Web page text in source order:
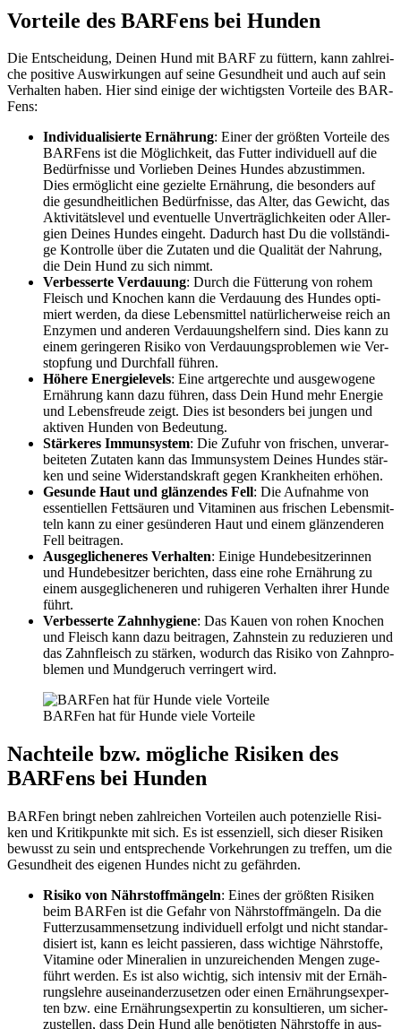
Vor­tei­le des BAR­Fens bei Hun­den
Die Ent­schei­dung, Dei­nen Hund mit BARF zu füt­tern, kann zahl­rei­
che posi­ti­ve Aus­wir­kun­gen auf sei­ne Gesund­heit und auch auf sein
Ver­hal­ten haben. Hier sind eini­ge der wich­tigs­ten Vor­tei­le des BAR­
Fens:
Indi­vi­dua­li­sier­te Ernäh­rung: Einer der größ­ten Vor­tei­le des
BAR­Fens ist die Mög­lich­keit, das Fut­ter indi­vi­du­ell auf die
Bedürf­nis­se und Vor­lie­ben Dei­nes Hun­des abzu­stim­men.
Dies ermög­licht eine geziel­te Ernäh­rung, die beson­ders auf
die gesund­heit­li­chen Bedürf­nis­se, das Alter, das Gewicht, das
Akti­vi­täts­le­vel und even­tu­el­le Unver­träg­lich­kei­ten oder All­er­
gien Dei­nes Hun­des ein­geht. Dadurch hast Du die voll­stän­di­
ge Kon­trol­le über die Zuta­ten und die Qua­li­tät der Nah­rung,
die Dein Hund zu sich nimmt.
Ver­bes­ser­te Ver­dau­ung: Durch die Füt­te­rung von rohem
Fleisch und Kno­chen kann die Ver­dau­ung des Hun­des opti­
miert wer­den, da die­se Lebens­mit­tel natür­li­cher­wei­se reich an
Enzy­men und ande­ren Ver­dau­ungs­hel­fern sind. Dies kann zu
einem gerin­ge­ren Risi­ko von Ver­dau­ungs­pro­ble­men wie Ver­
stop­fung und Durch­fall füh­ren.
Höhe­re Ener­gie­le­vels: Eine art­ge­rech­te und aus­ge­wo­ge­ne
Ernäh­rung kann dazu füh­ren, dass Dein Hund mehr Ener­gie
und Lebens­freu­de zeigt. Dies ist beson­ders bei jun­gen und
akti­ven Hun­den von Bedeu­tung.
Stär­ke­res Immun­sys­tem: Die Zufuhr von fri­schen, unver­ar­
bei­te­ten Zuta­ten kann das Immun­sys­tem Dei­nes Hun­des stär­
ken und sei­ne Wider­stands­kraft gegen Krank­hei­ten erhö­hen.
Gesun­de Haut und glän­zen­des Fell: Die Auf­nah­me von
essen­ti­el­len Fett­säu­ren und Vit­ami­nen aus fri­schen Lebens­mit­
teln kann zu einer gesün­de­ren Haut und einem glän­zen­de­ren
Fell bei­tra­gen.
Aus­ge­gli­che­ne­res Ver­hal­ten: Eini­ge Hun­de­be­sit­ze­rin­nen
und Hun­de­be­sit­zer berich­ten, dass eine rohe Ernäh­rung zu
einem aus­ge­gli­che­ne­ren und ruhi­ge­ren Ver­hal­ten ihrer Hun­de
führt.
Ver­bes­ser­te Zahn­hy­gie­ne: Das Kau­en von rohen Kno­chen
und Fleisch kann dazu bei­tra­gen, Zahn­stein zu redu­zie­ren und
das Zahn­fleisch zu stär­ken, wodurch das Risi­ko von Zahn­pro­
ble­men und Mund­ge­ruch ver­rin­gert wird.
BAR­Fen hat für Hun­de vie­le Vor­tei­le
Nach­tei­le bzw. mög­li­che Risi­ken des
BAR­Fens bei Hun­den
BAR­Fen bringt neben zahl­rei­chen Vor­tei­len auch poten­zi­el­le Risi­
ken und Kri­tik­punk­te mit sich. Es ist essen­zi­ell, sich die­ser Risi­ken
bewusst zu sein und ent­spre­chen­de Vor­keh­run­gen zu tref­fen, um die
Gesund­heit des eige­nen Hun­des nicht zu gefähr­den.
Risi­ko von Nähr­stoff­män­geln: Eines der größ­ten Risi­ken
beim BAR­Fen ist die Gefahr von Nähr­stoff­män­geln. Da die
Fut­ter­zu­sam­men­set­zung indi­vi­du­ell erfolgt und nicht stan­dar­
di­siert ist, kann es leicht pas­sie­ren, dass wich­ti­ge Nähr­stof­fe,
Vit­ami­ne oder Mine­ra­li­en in unzu­rei­chen­den Men­gen zuge­
führt wer­den. Es ist also wich­tig, sich inten­siv mit der Ernäh­
rungs­leh­re aus­ein­an­der­zu­set­zen oder einen Ernäh­rungs­exper­
ten bzw. eine Ernäh­rungs­exper­tin zu kon­sul­tie­ren, um sicher­
zu­stel­len, dass Dein Hund alle benö­tig­ten Nähr­stof­fe in aus­